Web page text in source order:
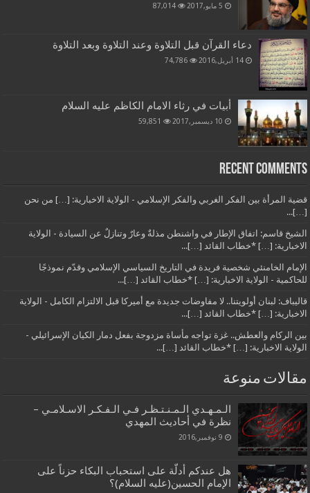
5 مايو,2017 87,014
دعاء القرآن قبل التلاوة وعند التلاوة وبعد التلاوة
14 أبريل,2016 74,786
أبيات في رثاء الامام الكاظم عليه السلام
10 ديسمبر,2017 59,851
Recent Comments
قضية المرأة بين الفكر الغربي والفكر الإسلامي - الولاية الاخبارية: […] من نحن
[…]...
الشيخ قاسم: اتفاق الإطار في واشنطن مذلةٌ وعارٌ وتنازلٌ عن السيادة - الولاية
الاخبارية: […] *خطاب القائد […]...
الإمام الخامنئي شخصية فريدة في التاريخ السياسي الإسلامي وقدّم نموذجًا
للحاكمية - الولاية الاخبارية: […] *خطاب القائد […]...
قاليباف: لبنان أولويتنا.. لا مفاوضات جديدة مع أميركا قبل الالتزام الكامل - الولاية
الاخبارية: […] *خطاب القائد […]...
بين الركام والعطش.. غزة تواجه مأساة مزدوجة بفعل دمار الكيان الإسرائيلي -
الولاية الاخبارية: […] *خطاب القائد […]...
مقالات منوعة
الـمـهـدي الـمـنـتـظـر فـي الـفـكـر الاسـلامـي –
نظرة في أحاديث المهدي
9 نوفمبر,2016
هل عندكم أدلّة على استحباب البكاء حزناً على
الإمام الحسين(عليه السلام)؟